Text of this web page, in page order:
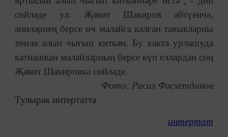
сөйләде ул. Җәвит Шакиров әйтүенчә,
әниләрнең берсе өч малайга калган тавыкларны
төнлә алып чыгып киткән. Бу хакта урлашуда
катнашкан малайларның берсе күп еллардан соң
Җәвит Шакировка сөйләде.
Фото: Расих Фәсхетдинов
Тулырак интертатта
интертат